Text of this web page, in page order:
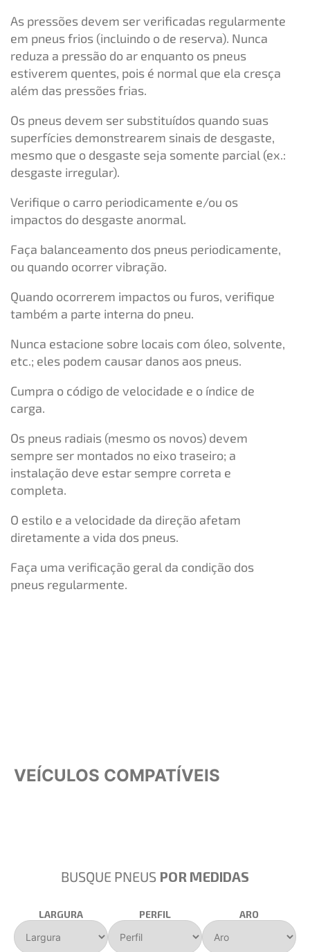
As pressões devem ser verificadas regularmente
em pneus frios (incluindo o de reserva). Nunca
reduza a pressão do ar enquanto os pneus
estiverem quentes, pois é normal que ela cresça
além das pressões frias.
Os pneus devem ser substituídos quando suas
superfícies demonstrearem sinais de desgaste,
mesmo que o desgaste seja somente parcial (ex.:
desgaste irregular).
Verifique o carro periodicamente e/ou os
impactos do desgaste anormal.
Faça balanceamento dos pneus periodicamente,
ou quando ocorrer vibração.
Quando ocorrerem impactos ou furos, verifique
também a parte interna do pneu.
Nunca estacione sobre locais com óleo, solvente,
etc.; eles podem causar danos aos pneus.
Cumpra o código de velocidade e o índice de
carga.
Os pneus radiais (mesmo os novos) devem
sempre ser montados no eixo traseiro; a
instalação deve estar sempre correta e
completa.
O estilo e a velocidade da direção afetam
diretamente a vida dos pneus.
Faça uma verificação geral da condição dos
pneus regularmente.
VEÍCULOS COMPATÍVEIS
BUSQUE PNEUS POR MEDIDAS
LARGURA PERFIL ARO